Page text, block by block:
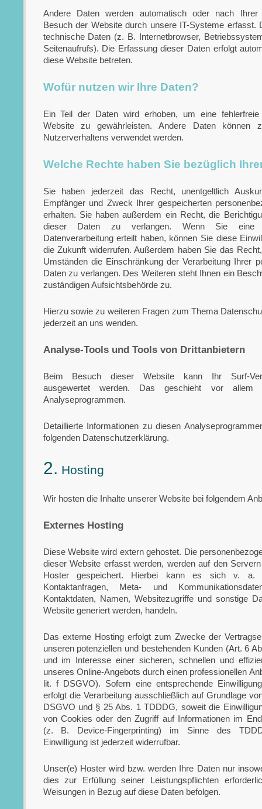
Andere Daten werden automatisch oder nach Ihrer
Besuch der Website durch unsere IT-Systeme erfasst.
technische Daten (z. B. Internetbrowser,
Seitenaufrufs). Die Erfassung dieser Daten erfolgt
diese Website betreten.
Wofür nutzen wir Ihre Daten?
Ein Teil der Daten wird erhoben, um eine fehlerfreie
Website zu gewährleisten. Andere Daten können
Nutzerverhaltens verwendet werden.
Welche Rechte haben Sie bezüglich
Sie haben jederzeit das Recht, unentgeltlich
Empfänger und Zweck Ihrer gespeicherten
erhalten. Sie haben außerdem ein Recht, die
dieser Daten zu verlangen. Wenn Sie eine
Datenverarbeitung erteilt haben, können Sie diese
die Zukunft widerrufen. Außerdem haben Sie das
Umständen die Einschränkung der Verarbeitung Ihrer
Daten zu verlangen. Des Weiteren steht Ihnen ein
zuständigen Aufsichtsbehörde zu.
Hierzu sowie zu weiteren Fragen zum Thema
jederzeit an uns wenden.
Analyse-Tools und Tools von Dritt­anbietern
Beim Besuch dieser Website kann Ihr Surf-
ausgewertet werden. Das geschieht vor allem
Analyseprogrammen.
Detaillierte Informationen zu diesen
folgenden Datenschutzerklärung.
2. Hosting
Wir hosten die Inhalte unserer Website bei folgendem
Externes Hosting
Diese Website wird extern gehostet. Die
dieser Website erfasst werden, werden auf den
Hoster gespeichert. Hierbei kann es sich v. a.
Kontaktanfragen, Meta- und
Kontaktdaten, Namen, Websitezugriffe und sonstige
Website generiert werden, handeln.
Das externe Hosting erfolgt zum Zwecke der
unseren potenziellen und bestehenden Kunden (Art. 6
und im Interesse einer sicheren, schnellen und
unseres Online-Angebots durch einen professionellen
lit. f DSGVO). Sofern eine entsprechende
erfolgt die Verarbeitung ausschließlich auf Grundlage
DSGVO und § 25 Abs. 1 TDDDG, soweit die
von Cookies oder den Zugriff auf Informationen im
(z. B. Device-Fingerprinting) im Sinne des
Einwilligung ist jederzeit widerrufbar.
Unser(e) Hoster wird bzw. werden Ihre Daten nur
dies zur Erfüllung seiner Leistungspflichten
Weisungen in Bezug auf diese Daten befolgen.